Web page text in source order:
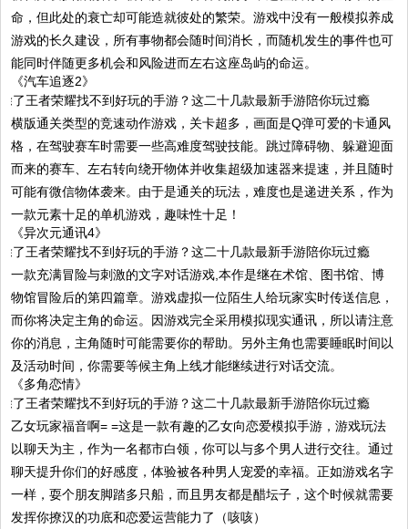
命，但此处的衰亡却可能造就彼处的繁荣。游戏中没有一般模拟养成
游戏的长久建设，所有事物都会随时间消长，而随机发生的事件也可
能同时伴随更多机会和风险进而左右这座岛屿的命运。
《汽车追逐2》
横版通关类型的竞速动作游戏，关卡超多，画面是Q弹可爱的卡通风
格，在驾驶赛车时需要一些高难度驾驶技能。跳过障碍物、躲避迎面
而来的赛车、左右转向绕开物体并收集超级加速器来提速，并且随时
可能有微信物体袭来。由于是通关的玩法，难度也是递进关系，作为
一款元素十足的单机游戏，趣味性十足！
《异次元通讯4》
一款充满冒险与刺激的文字对话游戏,本作是继在术馆、图书馆、博
物馆冒险后的第四篇章。游戏虚拟一位陌生人给玩家实时传送信息，
而你将决定主角的命运。因游戏完全采用模拟现实通讯，所以请注意
你的消息，主角随时可能需要你的帮助。另外主角也需要睡眠时间以
及活动时间，你需要等候主角上线才能继续进行对话交流。
《多角恋情》
乙女玩家福音啊= =这是一款有趣的乙女向恋爱模拟手游，游戏玩法
以聊天为主，作为一名都市白领，你可以与多个男人进行交往。通过
聊天提升你们的好感度，体验被各种男人宠爱的幸福。正如游戏名字
一样，耍个朋友脚踏多只船，而且男友都是醋坛子，这个时候就需要
发挥你撩汉的功底和恋爱运营能力了（咳咳）